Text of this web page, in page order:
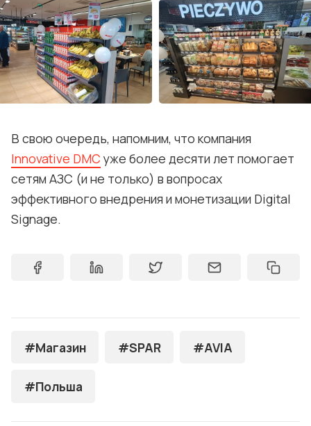
В свою очередь, напомним, что компания
Innovative DMC уже более десяти лет помогает
сетям АЗС (и не только) в вопросах
эффективного внедрения и монетизации Digital
Signage.
#Магазин #SPAR #AVIA
#Польша